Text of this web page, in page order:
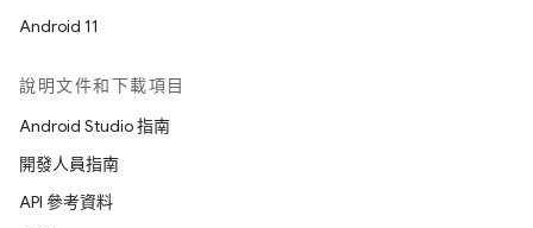
Android 11
說明文件和下載項目
Android Studio 指南
開發人員指南
API 參考資料